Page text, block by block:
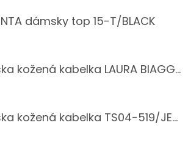
dámsky top 15-T/BLACK
produktu je 5 z 5 hviezdičiek.
Dámska kožená kabelka LAURA BIAGGI 944-PINK
produktu je 5 z 5 hviezdičiek.
Dámska kožená kabelka TS04-519/JEANS BLUE
produktu je 5 z 5 hviezdičiek.